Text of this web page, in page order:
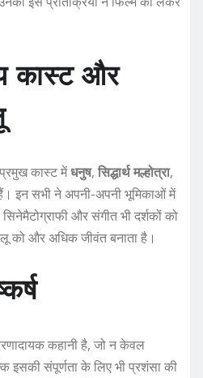
कास्ट और
कास्ट मेंधनुष, सिद्धार्थ मल्होत्रा,
इन सभी ने अपनी-अपनी भूमिकाओं में
और संगीत भी दर्शकों को
को और अधिक जीवंत बनाता है।
कहानी है, जो न केवल
इसकी संपूर्णता के लिए भी प्रशंसा की